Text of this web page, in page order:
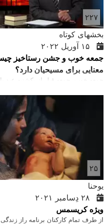
۲۲۷
بخشهای کوتاه
جمعه خوب و جشن رستاخیز
معنایی برای مسیحیان دارد؟
جمعه خوب، جمعه قبل از یکشنبه عید
روزی است که عیسی بر روی صلیب
درگذشت. تا هرکس به او ایمان آورد
پاک، پیروزی عیسی مسیح بر مرگ را
رستاخیز او به معنای زندگی جاودانی
کسانی که به او ایمان دارند اعطا
۲۵
یوحنا
ویژه کریسمس
از طرف تمام کارکنان برنامه راز زندگی